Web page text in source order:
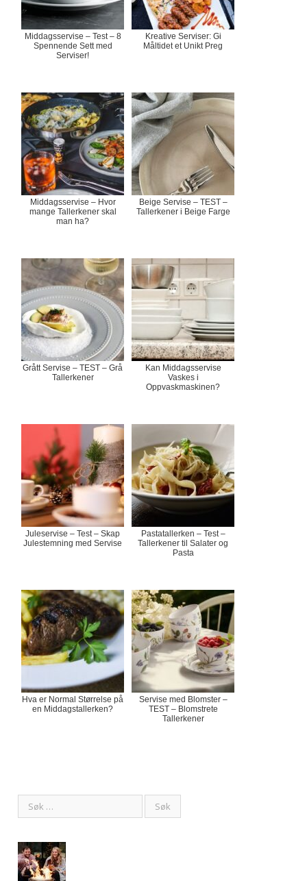
Middagsservise – Test – 8
Spennende Sett med
Serviser!
Kreative Serviser: Gi
Måltidet et Unikt Preg
Middagsservise – Hvor
mange Tallerkener skal
man ha?
Beige Servise – TEST –
Tallerkener i Beige Farge
Grått Servise – TEST – Grå
Tallerkener
Kan Middagsservise
Vaskes i
Oppvaskmaskinen?
Juleservise – Test – Skap
Julestemning med Servise
Pastatallerken – Test –
Tallerkener til Salater og
Pasta
Hva er Normal Størrelse på
en Middagstallerken?
Servise med Blomster –
TEST – Blomstrete
Tallerkener